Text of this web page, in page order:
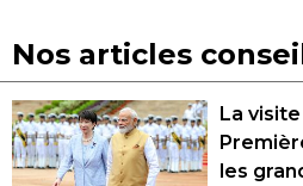
Nos articles
La
les